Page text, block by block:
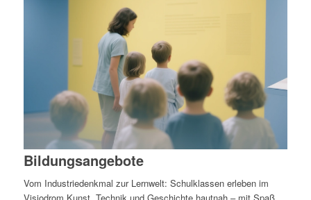
Bildungsangebote
Vom Industriedenkmal zur Lernwelt: Schulklassen erleben im